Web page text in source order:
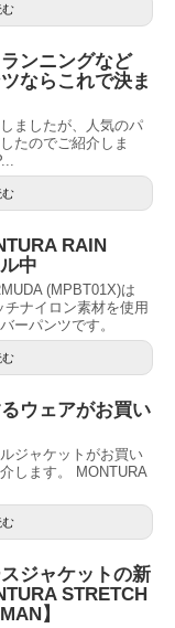
ンニングなど
ならこれで決ま
ましたが、人気のパ
たのでご紹介しま
RAIN
中
(MPBT01X)は
ナイロン素材を使用
ーパンツです。
ウェアがお買い
ジャケットがお買い
します。 MONTURA
ジャケットの新
STRETCH
】